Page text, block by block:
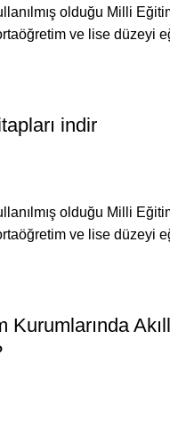
olduğu Milli
ve lise düzeyi
indir
olduğu Milli
ve lise düzeyi
Kurumlarında